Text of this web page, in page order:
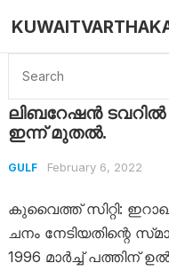
Home Gulf ലിബറേഷൻ
ലിബറേഷൻ
ഇന്ന് മുതൽ.
GULF February 6, 2022
കുവൈത്ത് സിറ്റി:
ച​നം നേ​ടി​യ​തിന്റെ
1996 മാ​ർ​ച്ച്​ പത്തിന്